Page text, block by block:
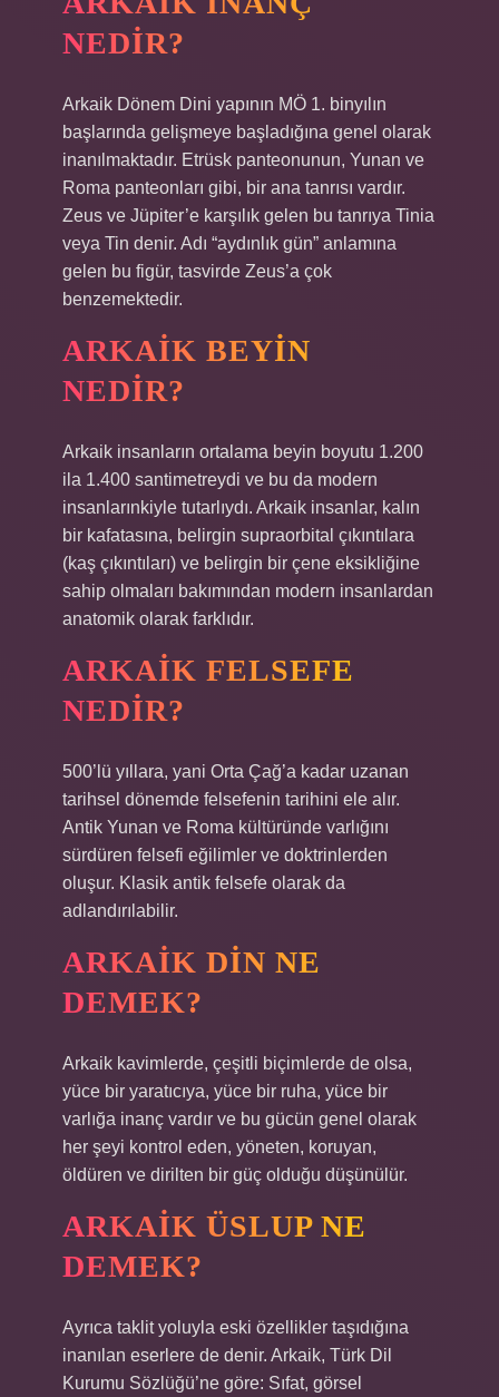
NEDIR?
Arkaik Dönem Dini yapının MÖ 1. binyılın
başlarında gelişmeye başladığına genel olarak
inanılmaktadır. Etrüsk panteonunun, Yunan ve
Roma panteonları gibi, bir ana tanrısı vardır.
Zeus ve Jüpiter’e karşılık gelen bu tanrıya Tinia
veya Tin denir. Adı “aydınlık gün” anlamına
gelen bu figür, tasvirde Zeus’a çok
benzemektedir.
ARKAIK BEYIN
NEDIR?
Arkaik insanların ortalama beyin boyutu 1.200
ila 1.400 santimetreydi ve bu da modern
insanlarınkiyle tutarlıydı. Arkaik insanlar, kalın
bir kafatasına, belirgin supraorbital çıkıntılara
(kaş çıkıntıları) ve belirgin bir çene eksikliğine
sahip olmaları bakımından modern insanlardan
anatomik olarak farklıdır.
ARKAIK FELSEFE
NEDIR?
500’lü yıllara, yani Orta Çağ’a kadar uzanan
tarihsel dönemde felsefenin tarihini ele alır.
Antik Yunan ve Roma kültüründe varlığını
sürdüren felsefi eğilimler ve doktrinlerden
oluşur. Klasik antik felsefe olarak da
adlandırılabilir.
ARKAIK DIN NE
DEMEK?
Arkaik kavimlerde, çeşitli biçimlerde de olsa,
yüce bir yaratıcıya, yüce bir ruha, yüce bir
varlığa inanç vardır ve bu gücün genel olarak
her şeyi kontrol eden, yöneten, koruyan,
öldüren ve dirilten bir güç olduğu düşünülür.
ARKAIK ÜSLUP NE
DEMEK?
Ayrıca taklit yoluyla eski özellikler taşıdığına
inanılan eserlere de denir. Arkaik, Türk Dil
Kurumu Sözlüğü’ne göre: Sıfat, görsel